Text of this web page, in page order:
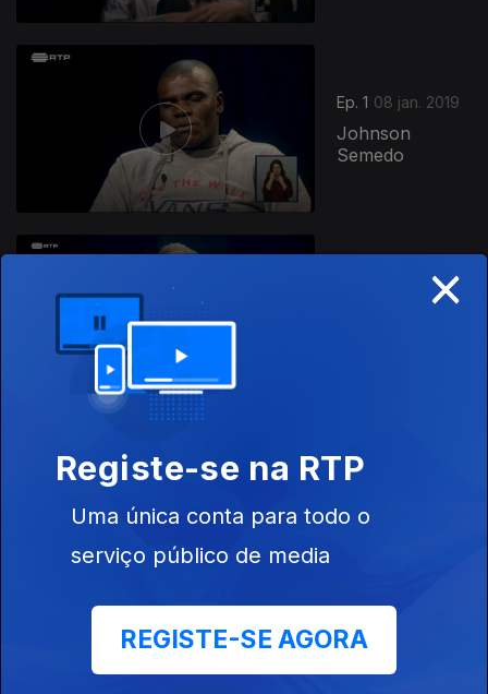
Ep. 1 08 jan. 2019
Johnson
Semedo
06 jan. 2019
Ep. 12
30 dez. 2018
Ep. 11 23 dez. 2018
×
Registe-se na RTP
Uma única conta para todo o
serviço público de media
REGISTE-SE AGORA